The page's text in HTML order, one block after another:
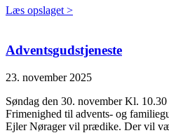
Læs opslaget >
Adventsgudstjeneste
23. november 2025
Søndag den 30. november Kl.
Frimenighed til advents- og
Ejler Nørager vil prædike. Der vil